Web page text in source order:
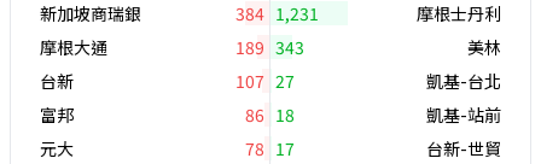
新加坡商瑞銀
384 1,231
摩根士丹利
摩根大通
189 343
美林
台新
107 27
凱基-台北
富邦
86 18
凱基-站前
元大
78 17
台新-世貿